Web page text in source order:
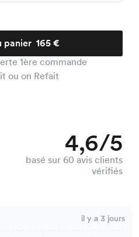
panier
1ère commande
ou on Refait
4,6/5
basé sur 60 avis clients
vérifiés
il y a 3 jours